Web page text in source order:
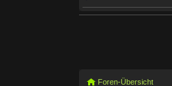
Foren-Übersicht